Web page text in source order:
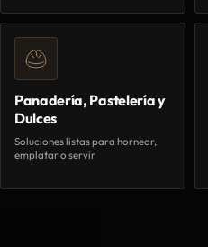
Panadería, Pastelería y
Dulces
Soluciones listas para hornear,
emplatar o servir